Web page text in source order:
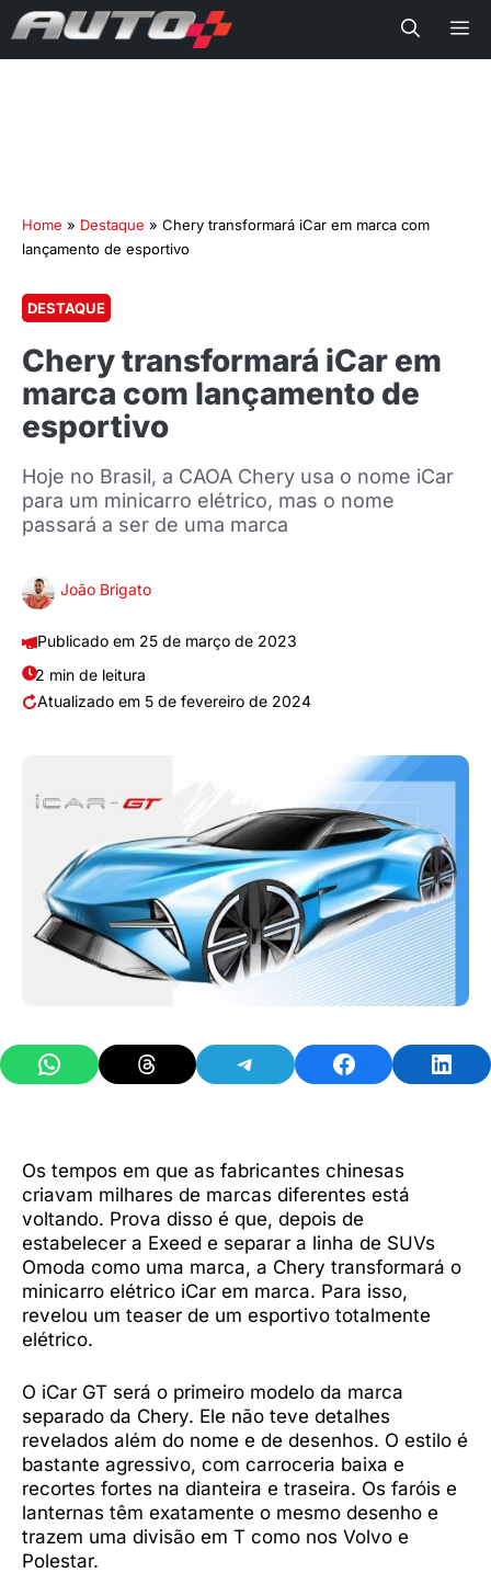
Home » Destaque » Chery transformará iCar em marca com
lançamento de esportivo
DESTAQUE
Chery transformará iCar em
marca com lançamento de
esportivo
Hoje no Brasil, a CAOA Chery usa o nome iCar
para um minicarro elétrico, mas o nome
passará a ser de uma marca
João Brigato
25 de março de 2023
2 min de leitura
5 de fevereiro de 2024
Share on WhatsAppShare on ThreadsShare on TelegramShare on Facebook
Os tempos em que as fabricantes chinesas
criavam milhares de marcas diferentes está
voltando. Prova disso é que, depois de
estabelecer a Exeed e separar a linha de SUVs
Omoda como uma marca, a Chery transformará o
minicarro elétrico iCar em marca. Para isso,
revelou um teaser de um esportivo totalmente
elétrico.
O iCar GT será o primeiro modelo da marca
separado da Chery. Ele não teve detalhes
revelados além do nome e de desenhos. O estilo é
bastante agressivo, com carroceria baixa e
recortes fortes na dianteira e traseira. Os faróis e
lanternas têm exatamente o mesmo desenho e
trazem uma divisão em T como nos Volvo e
Polestar.